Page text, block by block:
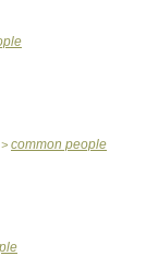
> common people